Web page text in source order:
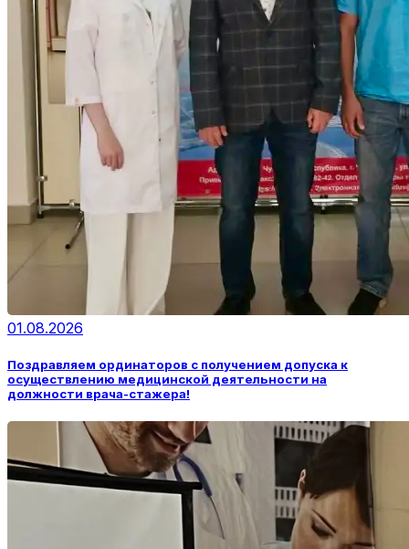
01.08.2026
Поздравляем ординаторов с получением допуска к
осуществлению медицинской деятельности на
должности врача-стажера!